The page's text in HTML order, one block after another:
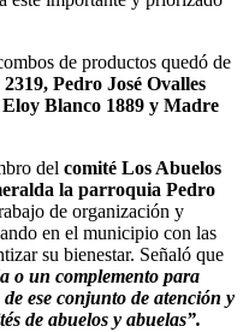
de productos quedó de
Pedro José Ovalles
Blanco 1889 y Madre
del comité Los Abuelos
la parroquia Pedro
de organización y
en el municipio con las
su bienestar. Señaló que
o un complemento para
ese conjunto de atención y
de abuelos y abuelas”.